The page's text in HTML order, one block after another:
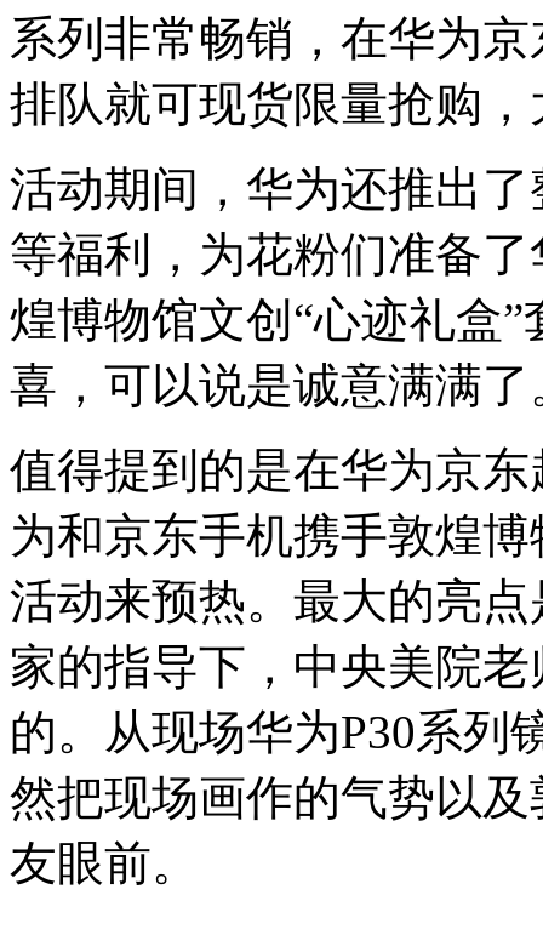
系列非常畅销，在华为
排队就可现货限量抢购
活动期间，华为还推出
等福利，为花粉们准备了
煌博物馆文创“心迹礼盒
喜，可以说是诚意满满了
值得提到的是在华为京
为和京东手机携手敦煌
活动来预热。最大的亮
家的指导下，中央美院
的。从现场华为P30系列
然把现场画作的气势以
友眼前。